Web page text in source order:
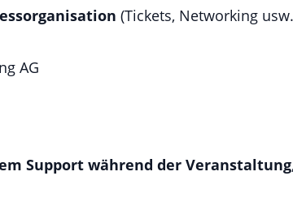
(Tickets, Networking
AG
Support während der Veranstaltung